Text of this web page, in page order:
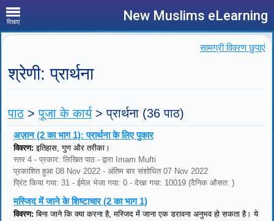
दिखाएं New Muslims eLearning
सामग्री विवरण छुपाएं
श्रेणी: प्रार्थना
पाठ >पूजा के कार्य>प्रार्थना (36 पाठ)
अज़ान (2 का भाग 1): प्रार्थना के लिए पुकार
विवरण: इतिहास, गुण और तरीका।
स्तर 4 - प्रकार: लिखित पाठ - द्वारा Imam Mufti
प्रकाशित हुआ 08 Nov 2022 - अंतिम बार संशोधित 07 Nov 2022
प्रिंट किया गया: 31 - ईमेल भेजा गया: 0 - देखा गया: 10019 (दैनिक औसत: )
मस्जिद में जाने के शिष्टाचार (2 का भाग 1)
विवरण: बिना जाने कि क्या करना है, मस्जिद में जाना एक डरावना अनुभव हो सकता है। ये